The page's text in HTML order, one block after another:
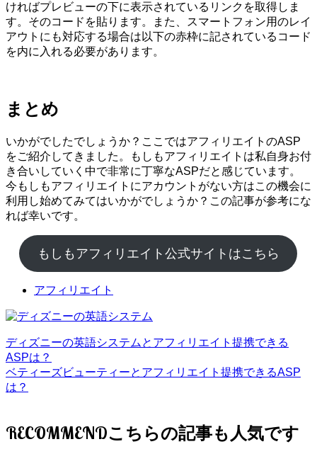
ければプレビューの下に表示されているリンクを取得しま
す。そのコードを貼ります。また、スマートフォン用のレイ
アウトにも対応する場合は以下の赤枠に記されているコード
を内に入れる必要があります。
まとめ
いかがでしたでしょうか？ここではアフィリエイトのASP
をご紹介してきました。もしもアフィリエイトは私自身お付
き合いしていく中で非常に丁寧なASPだと感じています。
今もしもアフィリエイトにアカウントがない方はこの機会に
利用し始めてみてはいかがでしょうか？この記事が参考にな
れば幸いです。
もしもアフィリエイト公式サイトはこちら
アフィリエイト
ディズニーの英語システムとアフィリエイト提携できる
ASPは？
ベティーズビューティーとアフィリエイト提携できるASP
は？
RECOMMEND